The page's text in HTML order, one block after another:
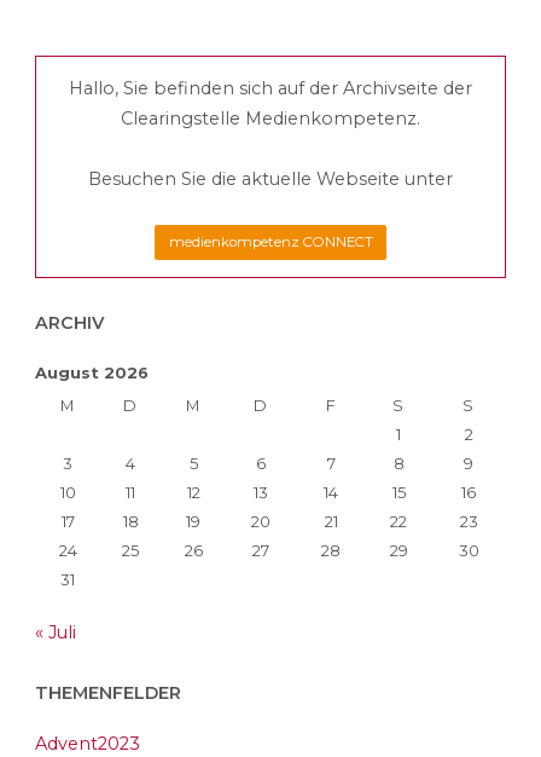
Ethik
Hallo, Sie befinden sich auf der Archivseite der
Clearingstelle Medienkompetenz.
Besuchen Sie die aktuelle Webseite unter
medienkompetenz CONNECT
ARCHIV
August 2026
M
D M D F S
S
1
2
3
4 5 6 7 8
9
10
11 12 13 14 15
16
17
18 19 20 21 22
23
24
25 26 27 28 29
30
31
« Juli
THEMENFELDER
Advent2023